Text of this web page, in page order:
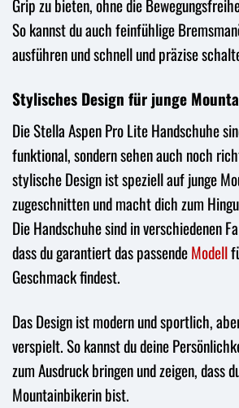
Grip zu bieten, ohne die
So kannst du auch feinfühlige
ausführen und schnell und präzise
Stylisches Design für junge
Die Stella Aspen Pro Lite Handschuhe
funktional, sondern sehen auch noch
stylische Design ist speziell auf junge
zugeschnitten und macht dich zum
Die Handschuhe sind in verschiedenen
dass du garantiert das passendeModell
Geschmack findest.
Das Design ist modern und sportlich,
verspielt. So kannst du deine
zum Ausdruck bringen und zeigen, dass
Mountainbikerin bist.